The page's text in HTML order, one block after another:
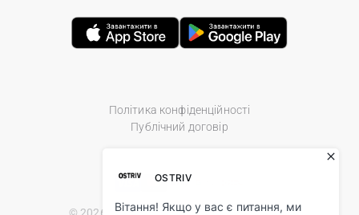
Політика конфіденційності
Публічний договір